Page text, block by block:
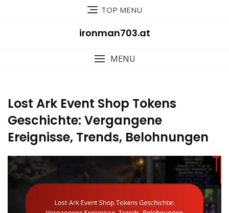
TOP MENU
ironman703.at
MENU
Lost Ark Event Shop Tokens
Geschichte: Vergangene
Ereignisse, Trends, Belohnungen